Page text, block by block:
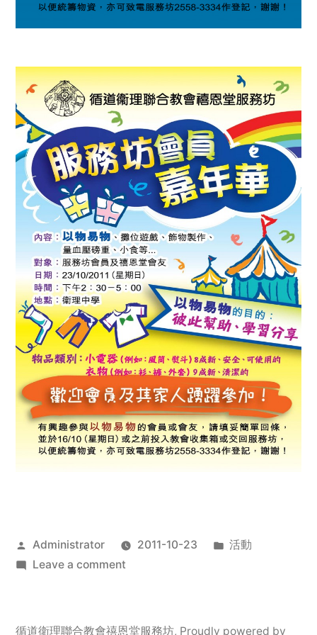
Posted
by
Administrator 2011-10-23
Posted
活動
Leave a commenton
服
循道衛理聯合教會禧恩堂服務坊, Proudly powered by